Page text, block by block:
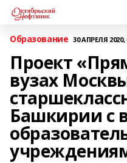
Образование 30 АПРЕЛЯ 2020,
Проект
вузах
Башкирии с